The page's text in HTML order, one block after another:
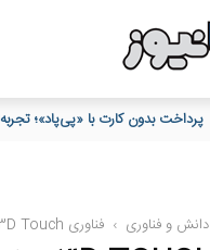
پرداخت بدون کارت با «پی‌پاد»؛
دانش و فناوری › فناوری 3D Touch صفحه نمایش OLED آی‌فون 8، 150 درصد گران‌تر از ال‌سی‌دی‌ها خواهد بود